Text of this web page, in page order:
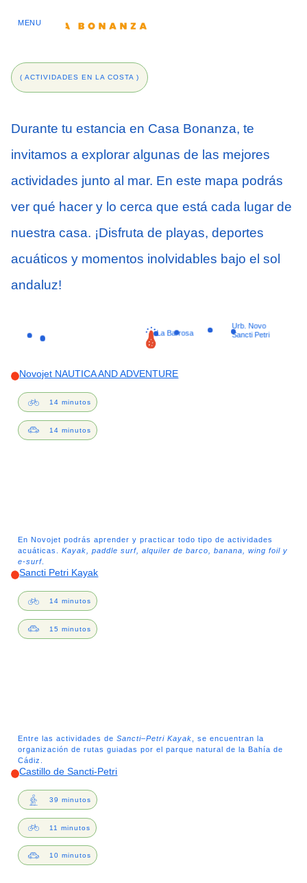
MENU
( ACTIVIDADES EN LA COSTA )
Durante tu estancia en Casa Bonanza, te
invitamos a explorar algunas de las mejores
actividades junto al mar. En este mapa podrás
ver qué hacer y lo cerca que está cada lugar de
nuestra casa. ¡Disfruta de playas, deportes
acuáticos y momentos inolvidables bajo el sol
andaluz!
Urb. Novo
Sancti Petri
La Barrosa
Novojet NAUTICA AND ADVENTURE
14 minutos
14 minutos
En Novojet podrás aprender y practicar todo tipo de actividades
acuáticas. Kayak, paddle surf, alquiler de barco, banana, wing foil y
e-surf
Sancti Petri Kayak
14 minutos
15 minutos
Entre las actividades de Sancti–Petri Kayak , se encuentran la
organización de rutas guiadas por el parque natural de la Bahía de
Cádiz.
Castillo de Sancti-Petri
39 minutos
11 minutos
10 minutos